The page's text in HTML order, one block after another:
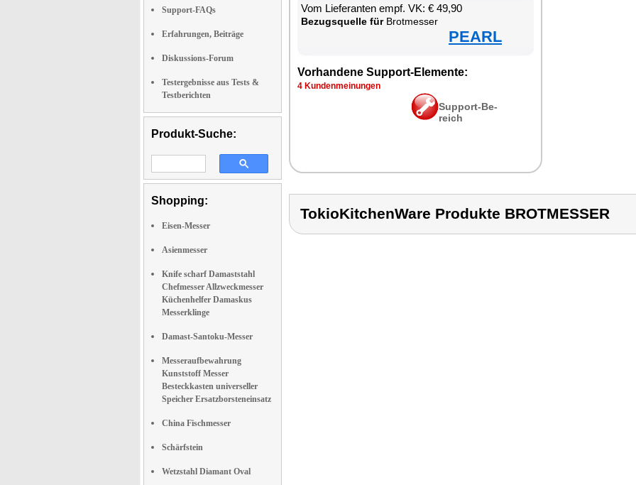
Support-FAQs
Erfahrungen, Beiträge
Diskussions-Forum
Testergebnisse aus Tests &
Testberichten
Produkt-Suche:
Shopping:
Eisen-Messer
Asienmesser
Knife scharf Damaststahl
Chefmesser Allzweckmesser
Küchenhelfer Damaskus
Messerklinge
Damast-Santoku-Messer
Messeraufbewahrung
Kunststoff Messer
Besteckkasten universeller
Speicher Ersatzborsteneinsatz
China Fischmesser
Schärfstein
Wetzstahl Diamant Oval
Vom Lie­fe­ran­ten empf. VK: € 49,90
Be­zugs­quel­le fürBrot­mes­ser
PEARL
Vor­han­de­ne Sup­port-Ele­men­te:
4 Kun­den­mei­nun­gen
Sup­port-Be­
reich
TokioKitchenWare Produkte BROTMESSER